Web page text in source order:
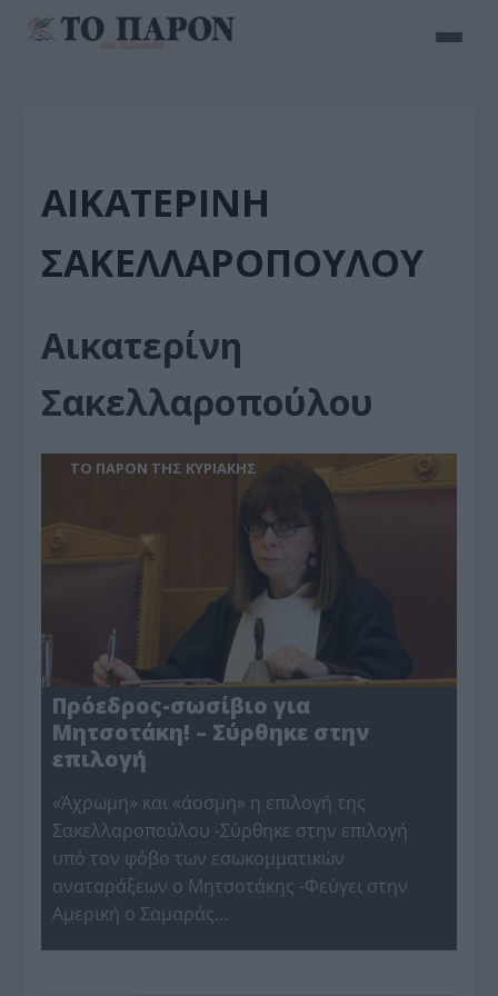
ΑΙΚΑΤΕΡΊΝΗ
ΣΑΚΕΛΛΑΡΟΠΟΎΛΟΥ
Αικατερίνη
Σακελλαροπούλου
ΤΟ ΠΑΡΟΝ ΤΗΣ ΚΥΡΙΑΚΗΣ
Πρόεδρος-σωσίβιο για
Μητσοτάκη! – Σύρθηκε στην
επιλογή
«Άχρωμη» και «άοσμη» η επιλογή της
Σακελλαροπούλου -Σύρθηκε στην επιλογή
υπό τον φόβο των εσωκομματικών
αναταράξεων ο Μητσοτάκης -Φεύγει στην
Αμερική ο Σαμαράς…